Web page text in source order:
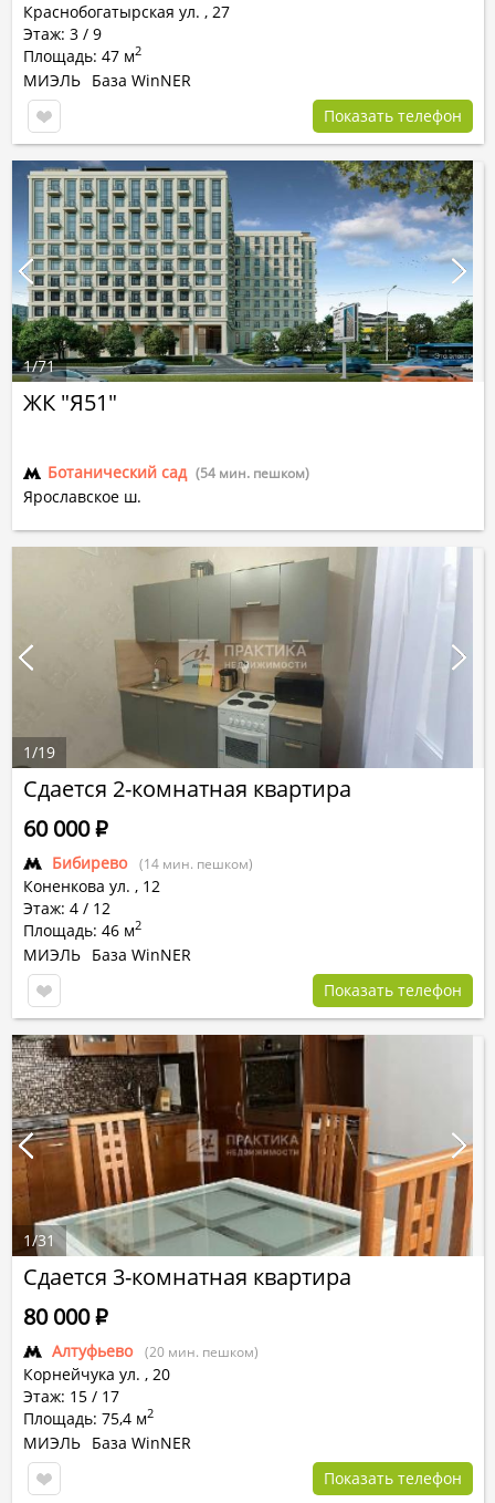
Краснобогатырская ул. , 27
Этаж: 3 / 9
Площадь: 47 м2
МИЭЛЬ База WinNER
Показать телефон
ЖК "Я51"
Ботанический сад (54 мин. пешком)
Ярославское ш.
1/71
Сдается 2-комнатная квартира
Бибирево (14 мин. пешком)
Коненкова ул. , 12
Этаж: 4 / 12
Площадь: 46 м2
60 000Р
МИЭЛЬ База WinNER
Показать телефон
1/19
Сдается 3-комнатная квартира
Алтуфьево (20 мин. пешком)
Корнейчука ул. , 20
Этаж: 15 / 17
Площадь: 75,4 м2
80 000Р
МИЭЛЬ База WinNER
Показать телефон
1/31